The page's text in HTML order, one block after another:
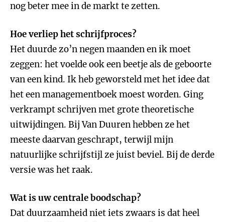
nog beter mee in de markt te zetten.
Hoe verliep het schrijfproces?
Het duurde zo’n negen maanden en ik moet
zeggen: het voelde ook een beetje als de geboorte
van een kind. Ik heb geworsteld met het idee dat
het een managementboek moest worden. Ging
verkrampt schrijven met grote theoretische
uitwijdingen. Bij Van Duuren hebben ze het
meeste daarvan geschrapt, terwijl mijn
natuurlijke schrijfstijl ze juist beviel. Bij de derde
versie was het raak.
Wat is uw centrale boodschap?
Dat duurzaamheid niet iets zwaars is dat heel